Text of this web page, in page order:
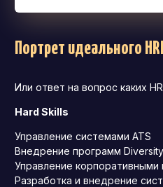
Портрет идеального
Или ответ на вопрос каких
Hard Skills
Управление системами ATS
Внедрение программ
Управление
Разработка и внедрение